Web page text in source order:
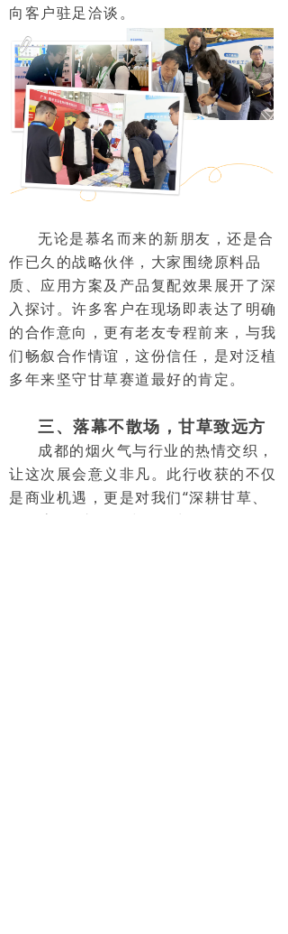
向客户驻足洽谈。
无论是慕名而来的新朋友，还是合
作已久的战略伙伴，大家围绕原料品
质、应用方案及产品复配效果展开了深
入探讨。许多客户在现场即表达了明确
的合作意向，更有老友专程前来，与我
们畅叙合作情谊，这份信任，是对泛植
多年来坚守甘草赛道最好的肯定。
三、落幕不散场，甘草致远方
成都的烟火气与行业的热情交织，
让这次展会意义非凡。此行收获的不仅
是商业机遇，更是对我们“深耕甘草、
服务畜牧”这条路线的有力验证。